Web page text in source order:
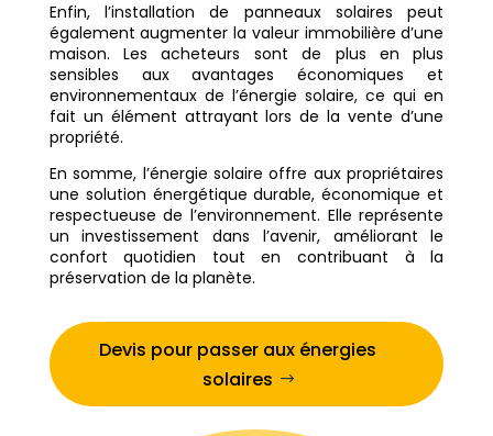
Enfin, l’installation de panneaux solaires peut
également augmenter la valeur immobilière d’une
maison. Les acheteurs sont de plus en plus
sensibles aux avantages économiques et
environnementaux de l’énergie solaire, ce qui en
fait un élément attrayant lors de la vente d’une
propriété.
En somme, l’énergie solaire offre aux propriétaires
une solution énergétique durable, économique et
respectueuse de l’environnement. Elle représente
un investissement dans l’avenir, améliorant le
confort quotidien tout en contribuant à la
préservation de la planète.
Devis pour passer aux énergies
solaires